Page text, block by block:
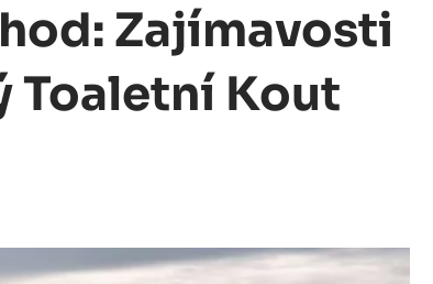
Zajímavosti
Toaletní Kout